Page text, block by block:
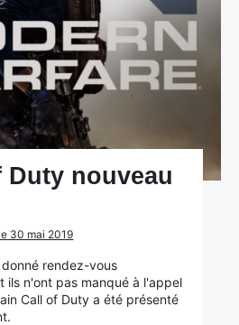
Duty nouveau
30 mai 2019
rendez-vous
ils n'ont pas manqué à l'appel
Call of Duty a été présenté